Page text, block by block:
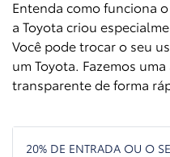
Entenda como funciona
a Toyota criou
Você pode trocar o seu
um Toyota. Fazemos
transparente de forma
20% DE ENTRADA OU O